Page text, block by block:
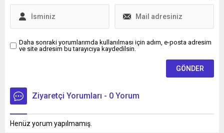
Daha sonraki yorumlarımda kullanılması için adım, e-posta adresim
ve site adresim bu tarayıcıya kaydedilsin.
Ziyaretçi Yorumları - 0 Yorum
Henüz yorum yapılmamış.